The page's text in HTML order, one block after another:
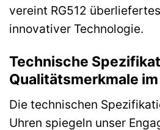
vereint RG512
innovativer Technologie.
Technische
Qualitätsmerkmale
Die technischen
Uhren spiegeln unser